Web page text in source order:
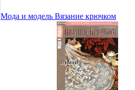
Мода и модель Вязание крючком